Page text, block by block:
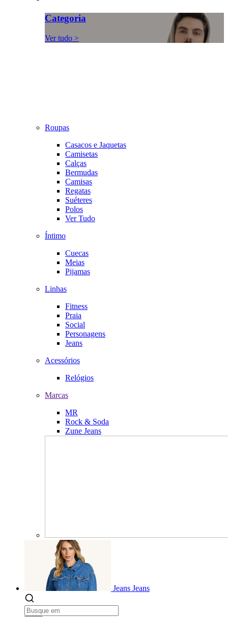
Categoria
Ver tudo >
Roupas
Casacos e Jaquetas
Camisetas
Calças
Bermudas
Camisas
Regatas
Suéteres
Polos
Ver Tudo
Íntimo
Cuecas
Meias
Pijamas
Linhas
Fitness
Praia
Social
Personagens
Jeans
Acessórios
Relógios
Marcas
MR
Rock & Soda
Zune Jeans
Jeans Jeans